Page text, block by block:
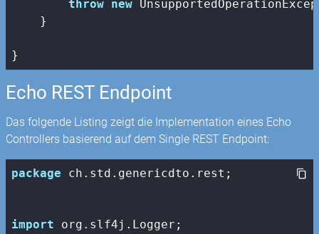
throw new
    }
}
Echo REST Endpoint
Das folgende Listing zeigt die Implementation eines Echo
Controllers basierend auf dem Single REST Endpoint:
package ch.std.genericdto.rest;
import